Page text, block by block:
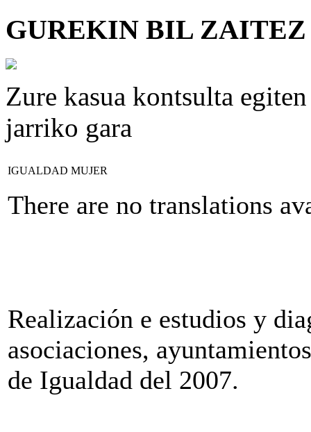
GUREKIN BIL ZAITEZ
Zure kasua kontsulta
jarriko gara
IGUALDAD MUJER
There are no translations
Realización e estudios y
asociaciones,
de Igualdad del 2007.